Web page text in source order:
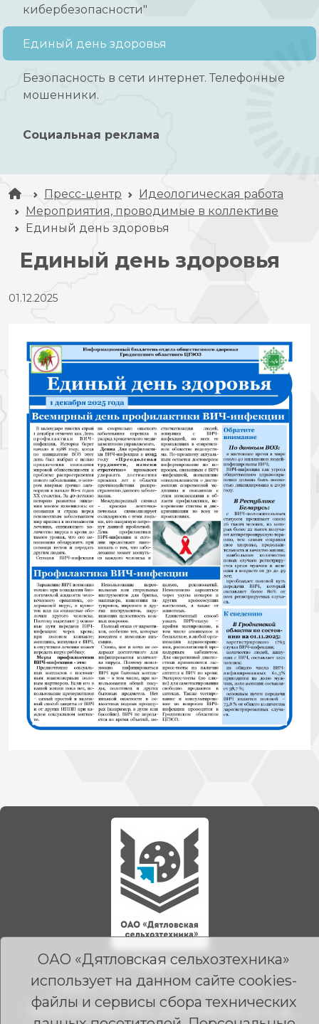
кибербезопасности"
Единый день здоровья
Безопасность в сети интернет. Телефонные
мошенники.
Социальная реклама
Пресс-центр
Идеологическая работа
Мероприятия, проводимые в коллективе
Единый день здоровья
Единый день здоровья
01.12.2025
ОАО «Дятловская сельхозтехника»
использует на данном сайте cookies-
файлы и сервисы сбора технических
Адрес
231471, Республика Беларусь,
Гродненская обл., Дятловский р-н, д.